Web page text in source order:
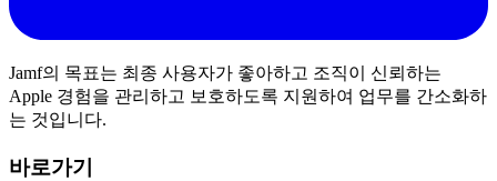
Jamf의 목표는 최종 사용자가 좋아하고 조직이 신뢰하는
Apple 경험을 관리하고 보호하도록 지원하여 업무를 간소화하
는 것입니다.
바로가기